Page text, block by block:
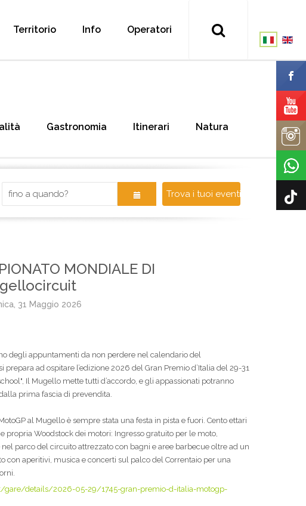
Territorio Info Operatori
Gastronomia Itinerari Natura
Trova i tuoi eventi!
MONDIALE DI
31 Maggio 2026
degli appuntamenti da non perdere nel calendario del
ad ospitare l’edizione 2026 del Gran Premio d’Italia del 29-31
Il Mugello mette tutti d’accordo, e gli appassionati potranno
prima fascia di prevendita.
al Mugello è sempre stata una festa in pista e fuori. Cento ettari
propria Woodstock dei motori: Ingresso gratuito per le moto,
parco del circuito attrezzato con bagni e aree barbecue oltre ad un
aperitivi, musica e concerti sul palco del Correntaio per una
details/2026-05-29/1745-gran-premio-d-italia-motogp-